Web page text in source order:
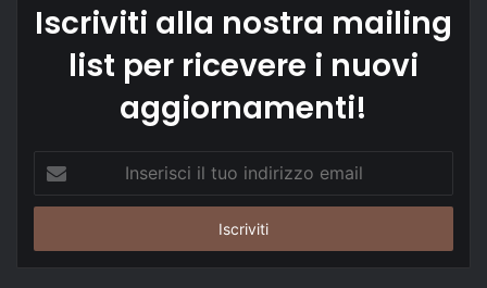
Iscriviti alla nostra mailing
list per ricevere i nuovi
aggiornamenti!
tuo
email